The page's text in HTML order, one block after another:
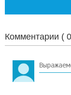
Комментарии ( 0